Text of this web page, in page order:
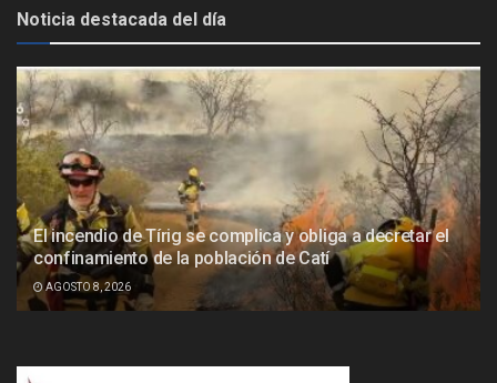
Noticia destacada del día
El incendio de Tírig se complica y obliga a decretar el
confinamiento de la población de Catí
AGOSTO 8, 2026